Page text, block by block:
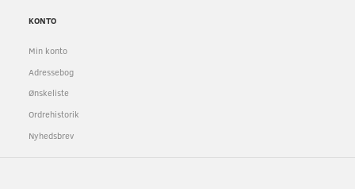
KONTO
Min konto
Adressebog
Ønskeliste
Ordrehistorik
Nyhedsbrev